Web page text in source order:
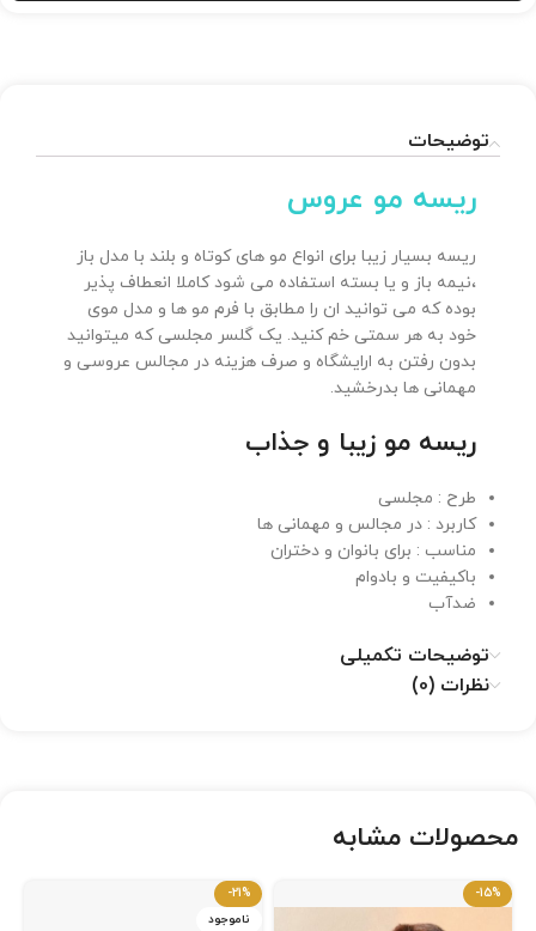
توضیحات
ریسه مو عروس
ریسه بسیار زیبا برای انواع مو های کوتاه و بلند با مدل باز
،نیمه باز و یا بسته استفاده می شود کاملا انعطاف پذیر
بوده که می توانید ان را مطابق با فرم مو ها و مدل موی
خود به هر سمتی خم کنید. یک گلسر مجلسی که میتوانید
بدون رفتن به ارایشگاه و صرف هزینه در مجالس عروسی و
مهمانی ها بدرخشید.
ریسه مو زیبا و جذاب
طرح : مجلسی
کاربرد : در مجالس و مهمانی ها
مناسب : برای بانوان و دختران
باکیفیت و بادوام
ضدآب
توضیحات تکمیلی
نظرات (0)
محصولات مشابه
-15%
-21%
ناموجود